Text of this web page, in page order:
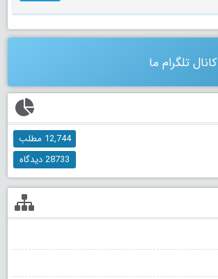
کانال تلگرام ما
12,744 مطلب
28733 دیدگاه